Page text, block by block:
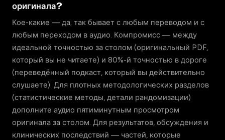
оригинала?
Кое-какие — да; так бывает с любым переводом и с
любым переходом в аудио. Компромисс — между
идеальной точностью за столом (оригинальный PDF,
который вы не читаете) и 80%-й точностью в дороге
(переведённый подкаст, который вы действительно
слушаете). Для плотных методологических разделов
(статистические методы, детали рандомизации)
дополните аудио пятиминутным просмотром
оригинала за столом. Для результатов, обсуждения и
клинических последствий — частей, которые